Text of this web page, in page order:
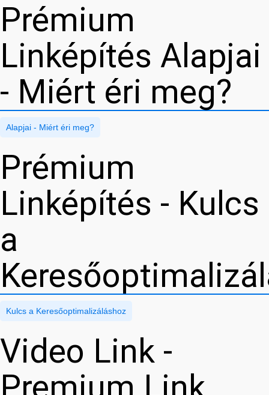
Prémium
Linképítés Alapjai
- Miért éri meg?
Alapjai - Miért éri meg?
Prémium
Linképítés - Kulcs
a
Kulcs a Keresőoptimalizáláshoz
Video Link -
Premium Link